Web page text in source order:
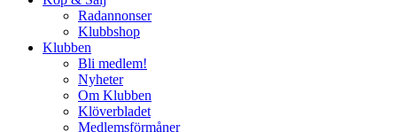
Radannonser
Klubbshop
Klubben
Bli medlem!
Nyheter
Om Klubben
Klöverbladet
Medlemsförmåner